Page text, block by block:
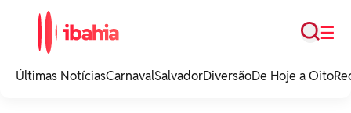
noticias e
☰
Busca
Últimas NotíciasCarnavalSalvadorDiversãoDe Hoje a Oito